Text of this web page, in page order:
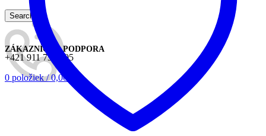
Search
ZÁKAZNÍCKA PODPORA
+421 911 730 905
0 položiek / 0,00